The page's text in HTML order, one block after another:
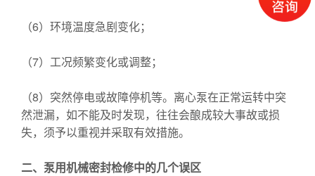
（6）环境温度急剧变化；
（7）工况频繁变化或调整；
（8）突然停电或故障停机等。离心泵在正常运转中突
然泄漏，如不能及时发现，往往会酿成较大事故或损
失，须予以重视并采取有效措施。
二、泵用机械密封检修中的几个误区